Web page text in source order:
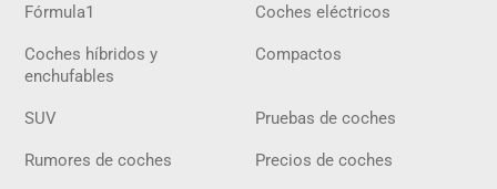
Fórmula1 Coches eléctricos
Coches híbridos y
enchufables
Compactos
SUV Pruebas de coches
Rumores de coches Precios de coches